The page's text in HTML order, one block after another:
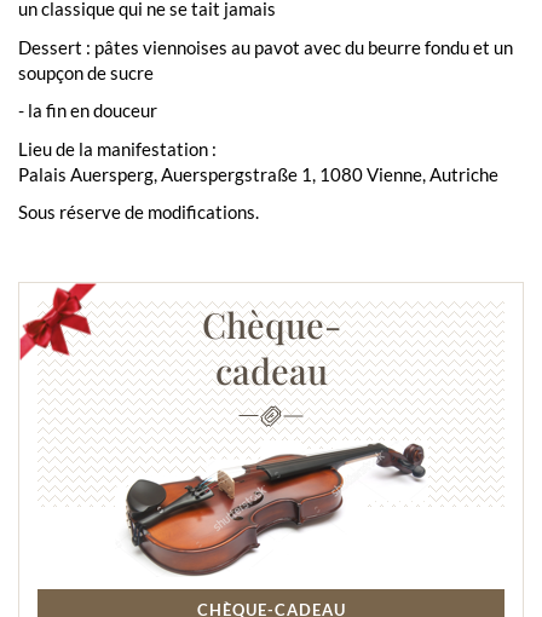
un classique qui ne se tait jamais
Dessert : pâtes viennoises au pavot avec du beurre fondu et un
soupçon de sucre
- la fin en douceur
Lieu de la manifestation :
Palais Auersperg, Auerspergstraße 1, 1080 Vienne, Autriche
Sous réserve de modifications.
Chèque-
cadeau
CHÈQUE-CADEAU